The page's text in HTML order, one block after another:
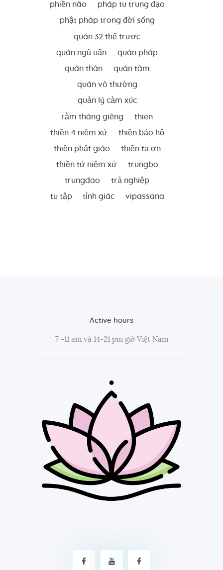
phiền não pháp tu trung đạo
phật pháp trong đời sống
quán 32 thể trược
quán ngũ uẩn quán pháp
quán thân quán tâm
quán vô thường
quản lý cảm xúc
rằm tháng giêng thien
thiền 4 niệm xứ thiền bảo hộ
thiền phật giáo thiền tạ ơn
thiền tứ niệm xứ trungbo
trungdao trả nghiệp
tu tập tỉnh giác vipassana
Active hours
7 -11 am và 14-21 pm giờ Việt Nam